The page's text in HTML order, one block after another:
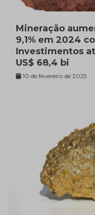
Mineração
9,1% em 2024
Investimentos
US$ 68,4 bi
10 de fevereiro de 2025